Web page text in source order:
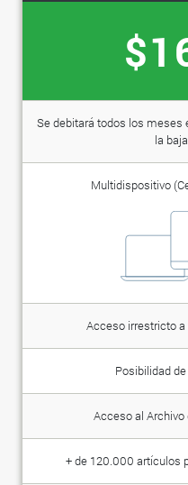
Se debitará todos los
la
Multidispositivo
Acceso irrestricto a
Posibilidad
Acceso al Archivo
+ de 120.000 artículos